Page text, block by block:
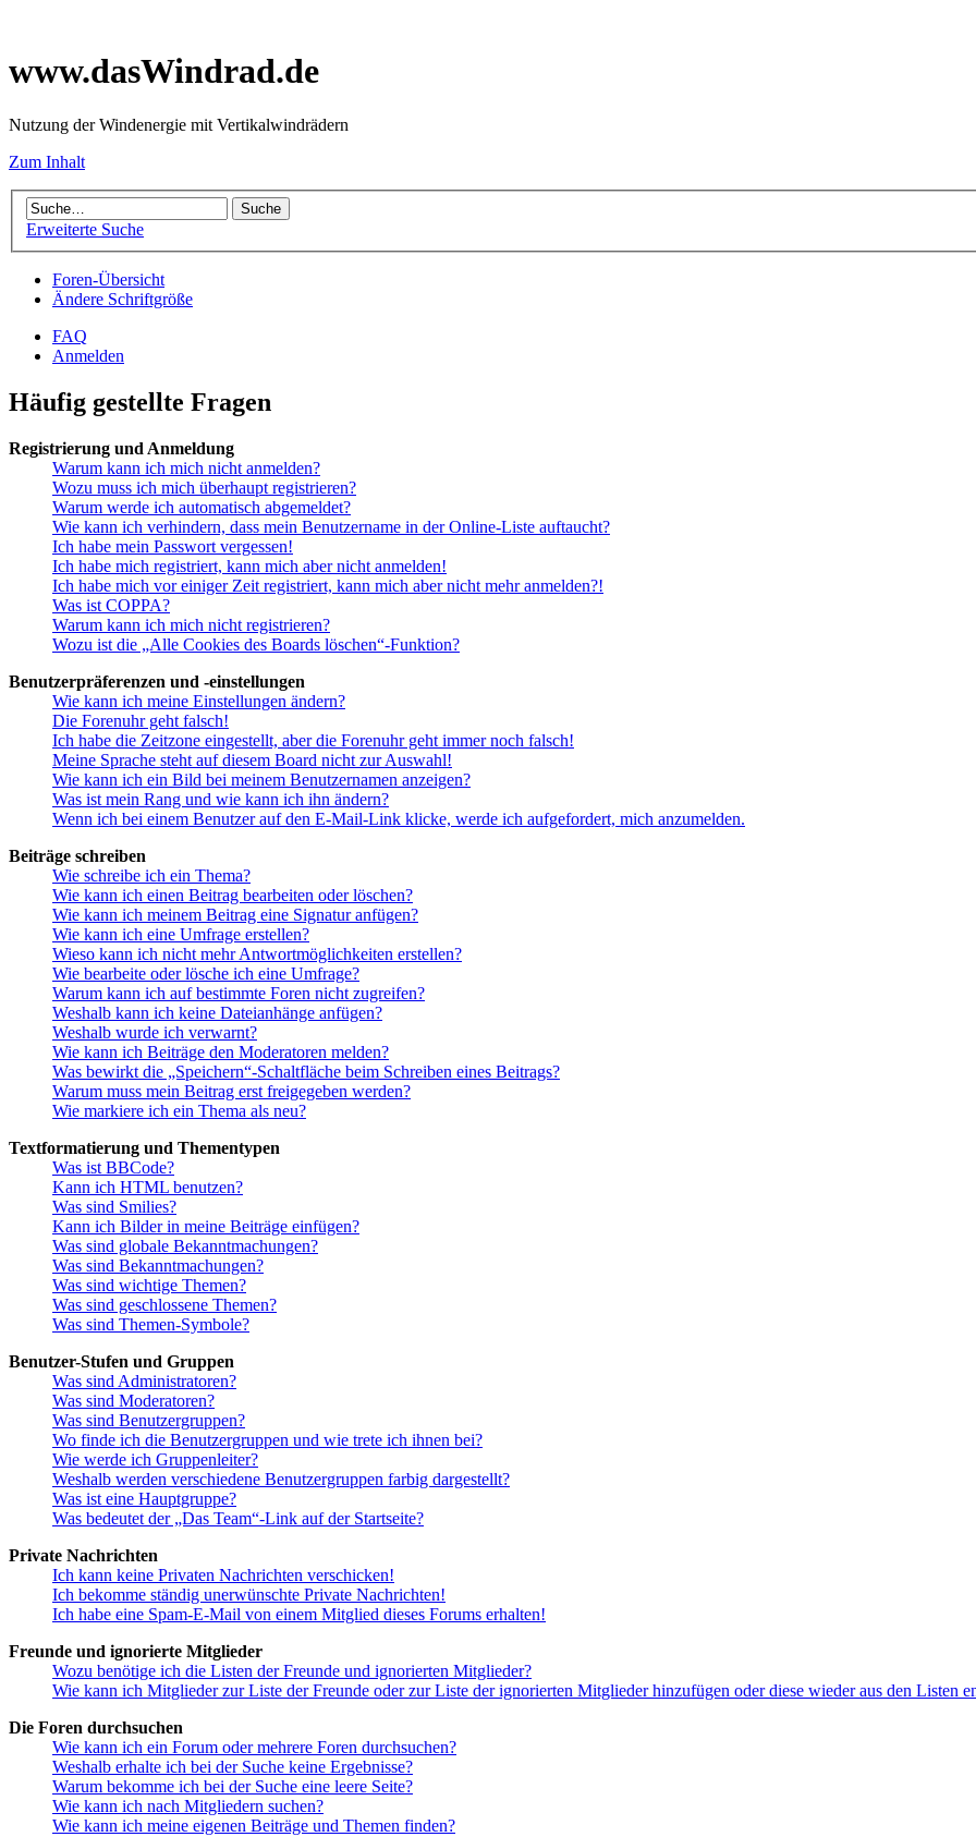
www.dasWindrad.de
Nutzung der Windenergie mit Vertikalwindrädern
Zum Inhalt
Erweiterte Suche
Foren-Übersicht
Ändere Schriftgröße
FAQ
Anmelden
Häufig gestellte Fragen
Registrierung und Anmeldung
Warum kann ich mich nicht anmelden?
Wozu muss ich mich überhaupt registrieren?
Warum werde ich automatisch abgemeldet?
Wie kann ich verhindern, dass mein Benutzername in der Online-Liste auftaucht?
Ich habe mein Passwort vergessen!
Ich habe mich registriert, kann mich aber nicht anmelden!
Ich habe mich vor einiger Zeit registriert, kann mich aber nicht mehr anmelden?!
Was ist COPPA?
Warum kann ich mich nicht registrieren?
Wozu ist die „Alle Cookies des Boards löschen“-Funktion?
Benutzerpräferenzen und -einstellungen
Wie kann ich meine Einstellungen ändern?
Die Forenuhr geht falsch!
Ich habe die Zeitzone eingestellt, aber die Forenuhr geht immer noch falsch!
Meine Sprache steht auf diesem Board nicht zur Auswahl!
Wie kann ich ein Bild bei meinem Benutzernamen anzeigen?
Was ist mein Rang und wie kann ich ihn ändern?
Wenn ich bei einem Benutzer auf den E-Mail-Link klicke, werde ich aufgefordert, mich anzumelden.
Beiträge schreiben
Wie schreibe ich ein Thema?
Wie kann ich einen Beitrag bearbeiten oder löschen?
Wie kann ich meinem Beitrag eine Signatur anfügen?
Wie kann ich eine Umfrage erstellen?
Wieso kann ich nicht mehr Antwortmöglichkeiten erstellen?
Wie bearbeite oder lösche ich eine Umfrage?
Warum kann ich auf bestimmte Foren nicht zugreifen?
Weshalb kann ich keine Dateianhänge anfügen?
Weshalb wurde ich verwarnt?
Wie kann ich Beiträge den Moderatoren melden?
Was bewirkt die „Speichern“-Schaltfläche beim Schreiben eines Beitrags?
Warum muss mein Beitrag erst freigegeben werden?
Wie markiere ich ein Thema als neu?
Textformatierung und Thementypen
Was ist BBCode?
Kann ich HTML benutzen?
Was sind Smilies?
Kann ich Bilder in meine Beiträge einfügen?
Was sind globale Bekanntmachungen?
Was sind Bekanntmachungen?
Was sind wichtige Themen?
Was sind geschlossene Themen?
Was sind Themen-Symbole?
Benutzer-Stufen und Gruppen
Was sind Administratoren?
Was sind Moderatoren?
Was sind Benutzergruppen?
Wo finde ich die Benutzergruppen und wie trete ich ihnen bei?
Wie werde ich Gruppenleiter?
Weshalb werden verschiedene Benutzergruppen farbig dargestellt?
Was ist eine Hauptgruppe?
Was bedeutet der „Das Team“-Link auf der Startseite?
Private Nachrichten
Ich kann keine Privaten Nachrichten verschicken!
Ich bekomme ständig unerwünschte Private Nachrichten!
Ich habe eine Spam-E-Mail von einem Mitglied dieses Forums erhalten!
Freunde und ignorierte Mitglieder
Wozu benötige ich die Listen der Freunde und ignorierten Mitglieder?
Wie kann ich Mitglieder zur Liste der Freunde oder zur Liste der ignorierten Mitglieder hinzufügen oder diese wieder aus den Listen
Die Foren durchsuchen
Wie kann ich ein Forum oder mehrere Foren durchsuchen?
Weshalb erhalte ich bei der Suche keine Ergebnisse?
Warum bekomme ich bei der Suche eine leere Seite?
Wie kann ich nach Mitgliedern suchen?
Wie kann ich meine eigenen Beiträge und Themen finden?